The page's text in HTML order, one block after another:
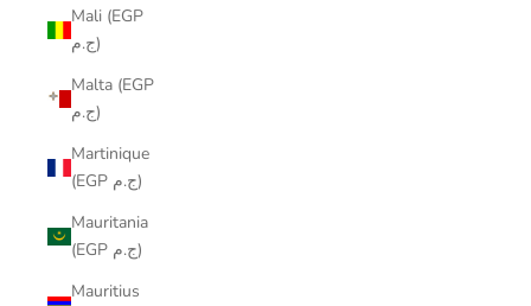
Mali (EGP
ج.م)
Malta (EGP
ج.م)
Martinique
(EGP ج.م)
Mauritania
(EGP ج.م)
Mauritius